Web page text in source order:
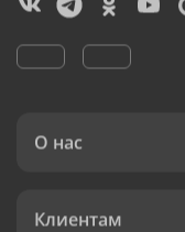
О нас
Клиентам